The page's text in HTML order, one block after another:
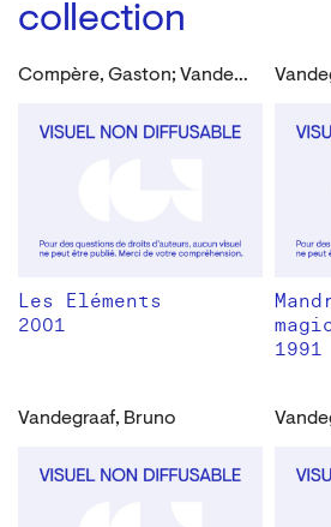
collection
Compère, Gaston; Vandegraaf, Bruno
Les Eléments
2001
1991
Vandegraaf, Bruno